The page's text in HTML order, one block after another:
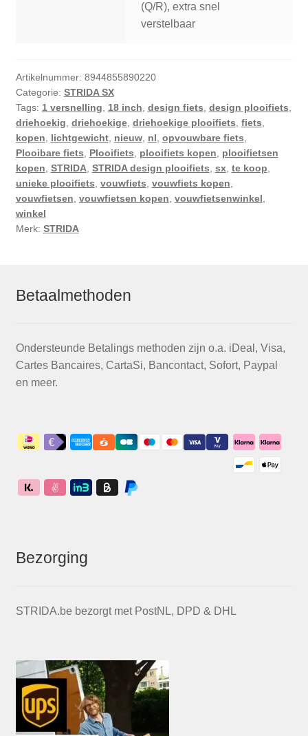
(Q/R), extra snel
verstelbaar
Artikelnummer: 8944855890220
Categorie: STRIDA SX
Tags: 1 versnelling 18 inch design fiets design plooifiets
driehoekig driehoekige, driehoekige plooifiets fiets
kopen
lichtgewicht, nieuw, nl opvouwbare fiets
Plooibare fiets
Plooifiets plooifiets kopen
plooifietsen
kopen STRIDA, STRIDA design plooifiets sx, te koop
unieke plooifiets vouwfiets vouwfiets kopen
vouwfietsen vouwfietsen kopen vouwfietsenwinkel
winkel
Merk: STRIDA
Betaalmethoden
Ondersteunde Betalings methoden zijn o.a. iDeal, Visa,
Cartes Bancaires, CartaSi, Bancontact, Sofort, Paypal
en meer.
Bezorging
STRIDA.be bezorgt met PostNL, DPD & DHL